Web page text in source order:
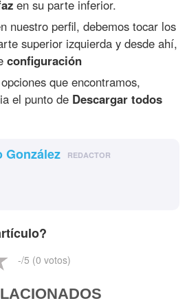
en su parte inferior.
nuestro perfil, debemos tocar los
superior izquierda y desde ahí,
configuración
que encontramos,
el punto de Descargar todos
González REDACTOR
-/5 (0 votos)